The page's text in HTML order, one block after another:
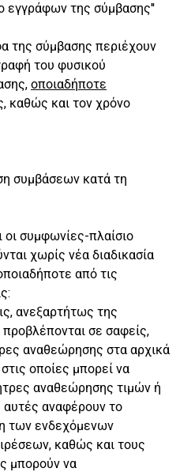
εγγράφων της σύμβασης''
της σύμβασης περιέχουν
του φυσικού
οποιαδήποτε
καθώς και τον χρόνο
συμβάσεων κατά τη
οι συμφωνίες-πλαίσιο
χωρίς νέα διαδικασία
από τις
ανεξαρτήτως της
σε σαφείς,
αναθεώρησης στα αρχικά
οποίες μπορεί να
αναθεώρησης τιμών ή
αυτές αναφέρουν το
των ενδεχόμενων
καθώς και τους
μπορούν να